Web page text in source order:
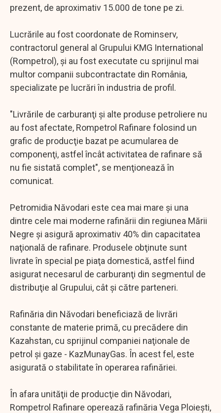
prezent, de aproximativ 15.000 de tone pe zi.
Lucrările au fost coordonate de Rominserv,
contractorul general al Grupului KMG International
(Rompetrol), şi au fost executate cu sprijinul mai
multor companii subcontractate din România,
specializate pe lucrări în industria de profil.
"Livrările de carburanţi şi alte produse petroliere nu
au fost afectate, Rompetrol Rafinare folosind un
grafic de producţie bazat pe acumularea de
componenţi, astfel încât activitatea de rafinare să
nu fie sistată complet", se menţionează în
comunicat.
Petromidia Năvodari este cea mai mare şi una
dintre cele mai moderne rafinării din regiunea Mării
Negre şi asigură aproximativ 40% din capacitatea
naţională de rafinare. Produsele obţinute sunt
livrate în special pe piaţa domestică, astfel fiind
asigurat necesarul de carburanţi din segmentul de
distribuţie al Grupului, cât şi către parteneri.
Rafinăria din Năvodari beneficiază de livrări
constante de materie primă, cu precădere din
Kazahstan, cu sprijinul companiei naţionale de
petrol şi gaze - KazMunayGas. În acest fel, este
asigurată o stabilitate în operarea rafinăriei.
În afara unităţii de producţie din Năvodari,
Rompetrol Rafinare operează rafinăria Vega Ploieşti,